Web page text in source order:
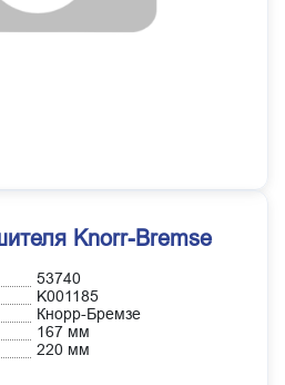
Knorr-Bremse
53740
K001185
Кнорр-Бремзе
167 мм
220 мм